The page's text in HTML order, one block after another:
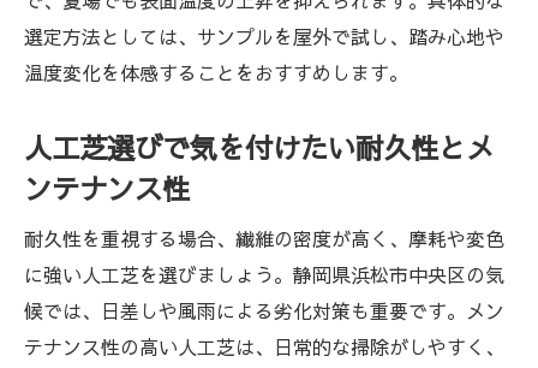
人工芝とゴムチップマットの組み合わせ実
例
ン
人工芝ナチュラルタイプで街中に緑を増や
す
家族やペットが安心できる庭作りの秘訣
人工芝で実現する安全な遊び場づくりのコ
ツ
選定方法としては、サンプルを屋外で試し、踏み心地や
温度変化を体感することをおすすめします。
人工芝選びで気を付けたい耐久性とメ
ンテナンス性
耐久性を重視する場合、繊維の密度が高く、摩耗や変色
に強い人工芝を選びましょう。静岡県浜松市中央区の気
候では、日差しや風雨による劣化対策も重要です。メン
テナンス性の高い人工芝は、日常的な掃除がしやすく、